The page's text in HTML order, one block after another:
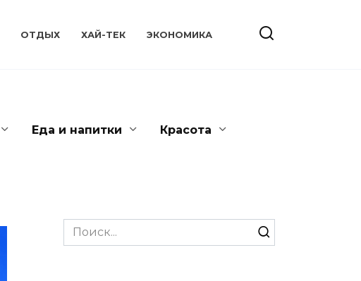
ОТДЫХ ХАЙ-ТЕК ЭКОНОМИКА
Еда и напитки Красота
Search
for: